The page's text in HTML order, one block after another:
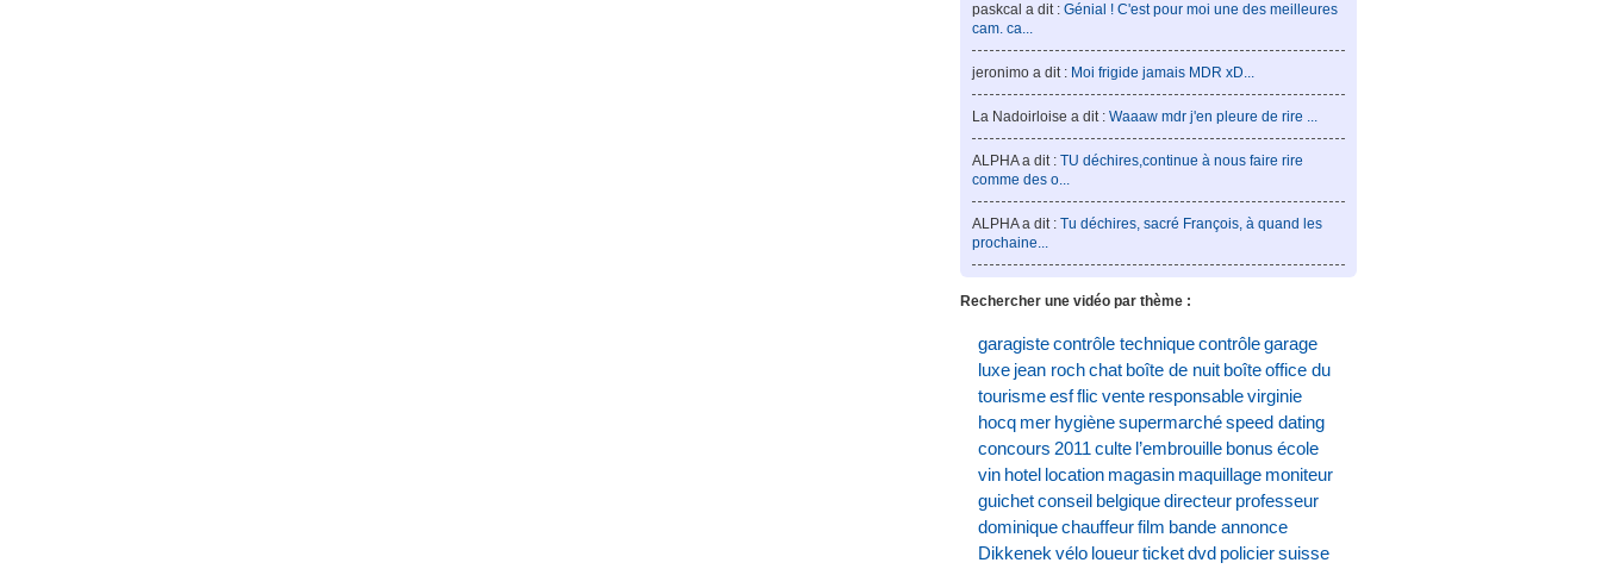
paskcal a dit : Génial ! C'est pour moi une des meilleures
cam. ca...
jeronimo a dit : Moi frigide jamais MDR xD...
La Nadoirloise a dit : Waaaw mdr j'en pleure de rire ...
ALPHA a dit : TU déchires,continue à nous faire rire
comme des o...
ALPHA a dit : Tu déchires, sacré François, à quand les
prochaine...
Rechercher une vidéo par thème :
garagistecontrôle techniquecontrôlegarage
luxe jean rochchat boîte de nuit boîteoffice du
tourismeesfflic vente responsablevirginie
hocq mer hygiènesupermarchéspeed dating
concours 2011 culte l’embrouille bonus école
vin hotel location magasin maquillage moniteur
guichetconseil belgiquedirecteur professeur
dominiquechauffeurfilm bande annonce
Dikkenek vélo loueurticketdvd policiersuisse